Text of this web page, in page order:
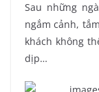
Sau những
ngắm cảnh,
khách không
dịp…